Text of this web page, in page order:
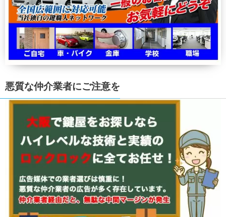
悪質な仲介業者にご注意を